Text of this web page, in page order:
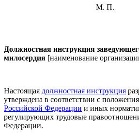
М. П.
Должностная инструкция
милосердия [наименование
Настоящая должностная инструкция
утверждена в соответствии с
Российской Федерации и иных
регулирующих трудовые
Федерации.